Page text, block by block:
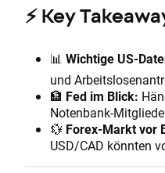
⚡ Key
📊 Wichtige US-
und
🏦 Fed im Blick:
Notenbank-
💱 Forex-Markt vor
USD/CAD könnten